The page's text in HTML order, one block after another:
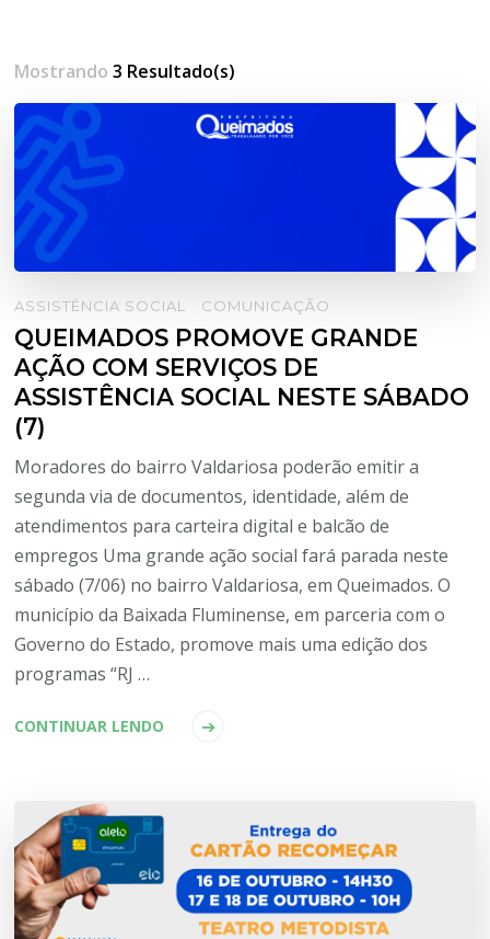
Mostrando3 Resultado(s)
ASSISTÊNCIA SOCIAL COMUNICAÇÃO
QUEIMADOS PROMOVE GRANDE
AÇÃO COM SERVIÇOS DE
ASSISTÊNCIA SOCIAL NESTE SÁBADO
(7)
Moradores do bairro Valdariosa poderão emitir a
segunda via de documentos, identidade, além de
atendimentos para carteira digital e balcão de
empregos Uma grande ação social fará parada neste
sábado (7/06) no bairro Valdariosa, em Queimados. O
município da Baixada Fluminense, em parceria com o
Governo do Estado, promove mais uma edição dos
programas “RJ …
CONTINUAR LENDO